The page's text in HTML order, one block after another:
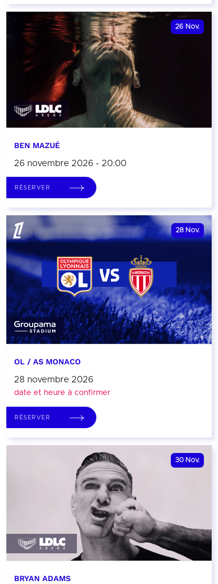
26 Nov.
BEN MAZUÉ
26 novembre 2026 - 20:00
RÉSERVER
28 Nov.
OL / AS MONACO
28 novembre 2026
date et heure à confirmer
RÉSERVER
30 Nov.
BRYAN ADAMS